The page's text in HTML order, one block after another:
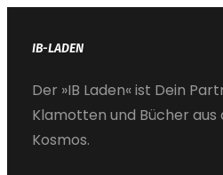
IB-LADEN
Der »IB Laden« ist Dein
Klamotten und Bücher
Kosmos.